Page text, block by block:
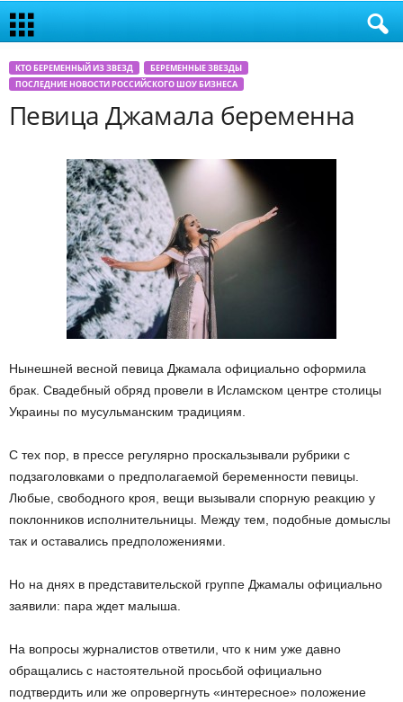
КТО БЕРЕМЕННЫЙ ИЗ ЗВЕЗД
БЕРЕМЕННЫЕ ЗВЕЗДЫ
ПОСЛЕДНИЕ НОВОСТИ РОССИЙСКОГО ШОУ БИЗНЕСА
Певица Джамала беременна
Нынешней весной певица Джамала официально оформила
брак. Свадебный обряд провели в Исламском центре столицы
Украины по мусульманским традициям.
С тех пор, в прессе регулярно проскальзывали рубрики с
подзаголовками о предполагаемой беременности певицы.
Любые, свободного кроя, вещи вызывали спорную реакцию у
поклонников исполнительницы. Между тем, подобные домыслы
так и оставались предположениями.
Но на днях в представительской группе Джамалы официально
заявили: пара ждет малыша.
На вопросы журналистов ответили, что к ним уже давно
обращались с настоятельной просьбой официально
подтвердить или же опровергнуть «интересное» положение